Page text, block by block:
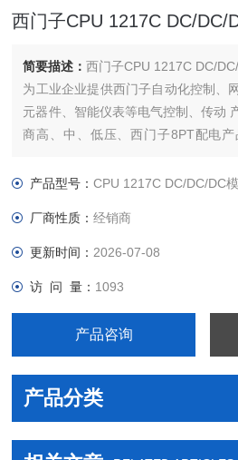
西门子CPU 1217C DC/DC/
简要描述：西门子CPU 1217C DC/
为工业企业提供西门子自动化控制、
元器件、智能仪表等电气控制、传动
商高、中、低压、西门子8PT配电
本公司专业销售西门子各系列产品，
制、传动 产品及高、中
产品型号：CPU 1217C DC/DC/DC
厂商性质：经销商
更新时间： 2026-07-08
访 问 量： 1093
产品咨询
产品分类